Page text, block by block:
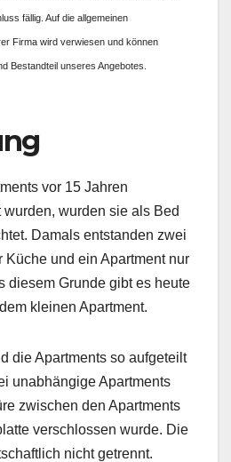
fällig. Auf die allgemeinen
Firma wird verwiesen und können
Bestandteil unseres Angebotes.
vor 15 Jahren
wurden sie als Bed
Damals entstanden zwei
Küche und ein Apartment nur
diesem Grunde gibt es heute
kleinen Apartment.
die Apartments so aufgeteilt
unabhängige Apartments
zwischen den Apartments
verschlossen wurde. Die
nicht getrennt.